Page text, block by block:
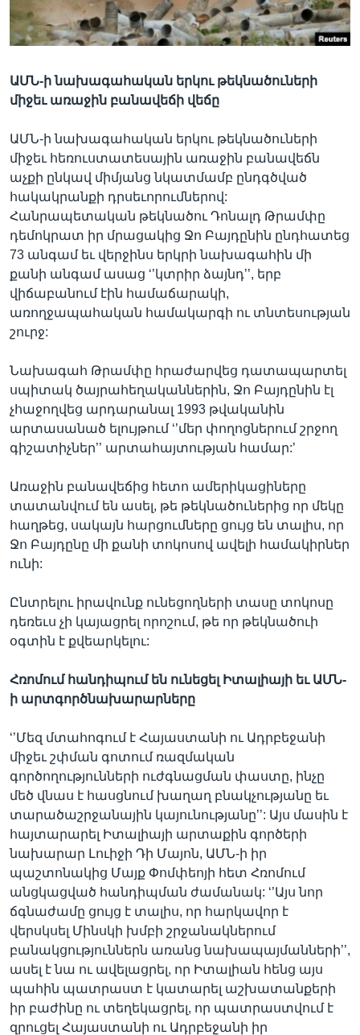
ԱՄՆ-ի նախագահական երկու թեկնածուների
միջեւ առաջին բանավեճի վեճը
ԱՄՆ-ի նախագահական երկու թեկնածուների
միջեւ հեռուստատեսային առաջին բանավեճն
աչքի ընկավ միմյանց նկատմամբ ընդգծված
հակակրանքի դրսեւորումներով:
Հանրապետական թեկնածու Դոնալդ Թրամփը
դեմոկրատ իր մրացակից Ջո Բայդընին ընդհատեց
73 անգամ եւ վերջինս երկրի նախագահին մի
քանի անգամ ասաց ‘’կտրիր ձայնդ’’, երբ
վիճաբանում էին համաճարակի,
առողջապահական համակարգի ու տնտեսության
շուրջ:
Նախագահ Թրամփը հրաժարվեց դատապարտել
սպիտակ ծայրահեղականներին, Ջո Բայդընին էլ
չհաջողվեց արդարանալ 1993 թվականին
արտասանած ելույթում ‘’մեր փողոցներում շրջող
գիշատիչներ’’ արտահայտության համար:’
Առաջին բանավեճից հետո ամերիկացիները
տատանվում են ասել, թե թեկնածուներից որ մեկը
հաղթեց, սակայն հարցումները ցույց են տալիս, որ
Ջո Բայդընը մի քանի տոկոսով ավելի համակիրներ
ունի:
Ընտրելու իրավունք ունեցողների տասը տոկոսը
դեռեւս չի կայացրել որոշում, թե որ թեկնածուի
օգտին է քվեարկելու:
Հռոմում հանդիպում են ունեցել Իտալիայի եւ ԱՄՆ-
ի արտգործնախարարները
‘’Մեզ մտահոգում է Հայաստանի ու Ադրբեջանի
միջեւ շփման գոտում ռազմական
գործողությունների ուժգնացման փաստը, ինչը
մեծ վնաս է հասցնում խաղաղ բնակչությանը եւ
տարածաշրջանային կայունությանը’’: Այս մասին է
հայտարարել Իտալիայի արտաքին գործերի
նախարար Լուիջի Դի Մայոն, ԱՄՆ-ի իր
պաշտոնակից Մայք Փոմփեոյի հետ Հռոմում
անցկացված հանդիպման ժամանակ: ‘’Այս նոր
ճգնաժամը ցույց է տալիս, որ հարկավոր է
վերսկսել Մինսկի խմբի շրջանակներում
բանակցություններն առանց նախապայմանների’’,
ասել է նա ու ավելացրել, որ Իտալիան հենց այս
պահին պատրաստ է կատարել աշխատանքերի
իր բաժինը ու տեղեկացրել, որ պատրաստվում է
զրուցել Հայաստանի ու Ադրբեջանի իր